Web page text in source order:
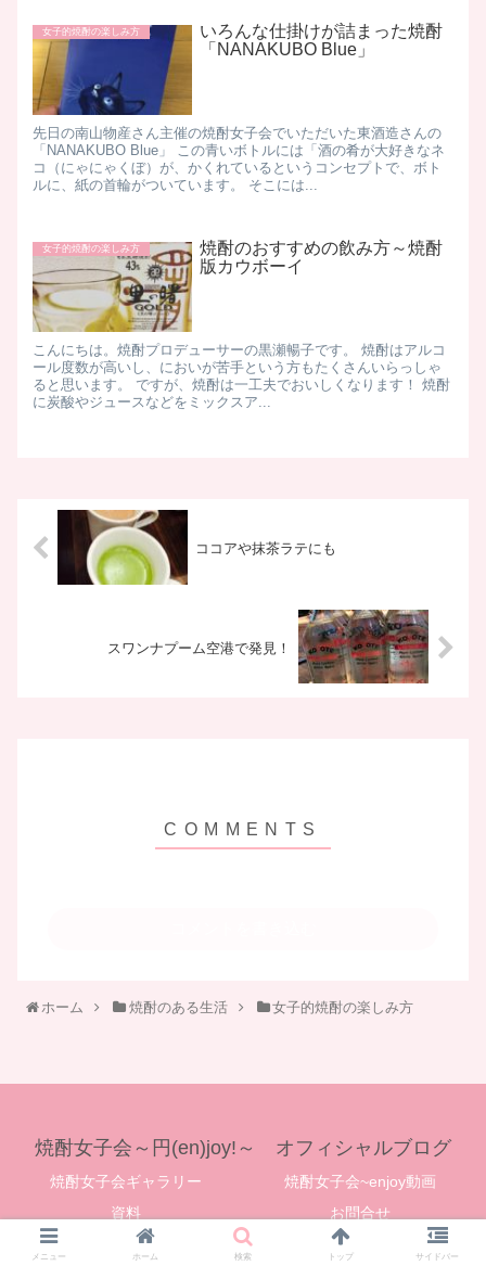
女子的焼酎の楽しみ方
いろんな仕掛けが詰まった焼酎
「NANAKUBO Blue」
先日の南山物産さん主催の焼酎女子会でいただいた東酒造さんの
「NANAKUBO Blue」 この青いボトルには「酒の肴が大好きなネ
コ（にゃにゃくぼ）が、かくれているというコンセプトで、ボト
ルに、紙の首輪がついています。 そこには...
女子的焼酎の楽しみ方
焼酎のおすすめの飲み方～焼酎
版カウボーイ
こんにちは。焼酎プロデューサーの黒瀬暢子です。 焼酎はアルコ
ール度数が高いし、においが苦手という方もたくさんいらっしゃ
ると思います。 ですが、焼酎は一工夫でおいしくなります！ 焼酎
に炭酸やジュースなどをミックスア...
ココアや抹茶ラテにも
スワンナプーム空港で発見！
ホーム 焼酎のある生活 女子的焼酎の楽しみ方
焼酎女子会～円(en)joy!～ オフィシャルブログ
焼酎女子会ギャラリー
焼酎女子会~enjoy動画
資料
お問合せ
© 2019 焼酎女子会～円(en)joy!～ オフィシャルブログ.
メニュー ホーム 検索 トップ サイドバー